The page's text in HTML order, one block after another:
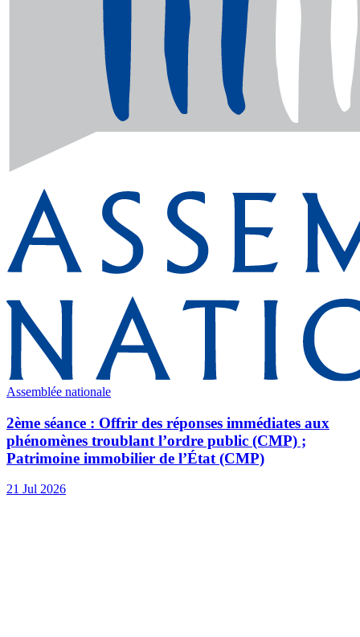
Assemblée nationale
2ème séance : Offrir des réponses immédiates aux
phénomènes troublant l’ordre public (CMP) ;
Patrimoine immobilier de l’État (CMP)
21 Jul 2026